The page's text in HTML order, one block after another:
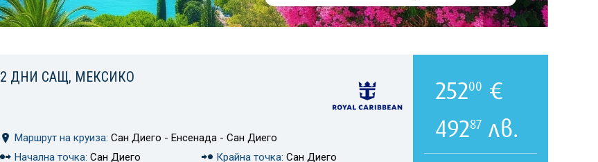
2 ДНИ САЩ, МЕКСИКО
Маршрут на круиза: Сан Диего - Енсенада - Сан Диего
Начална точка: Сан Диего Крайна точка: Сан Диего
25200 €
49287 лв.